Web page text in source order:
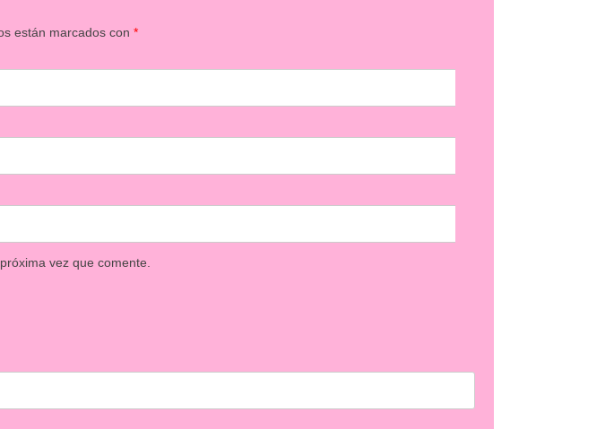
están marcados con*
vez que comente.